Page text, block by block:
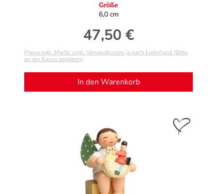
Größe
6,0 cm
Regulärer Preis:
47,50 €
Preise inkl. MwSt. zzgl. Versandkosten ja nach Lieferland (Bitte
an der Kasse angeben)
In den Warenkorb